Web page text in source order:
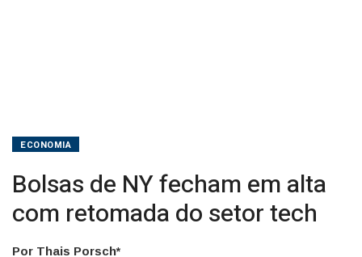
ECONOMIA
Bolsas de NY fecham em alta
com retomada do setor tech
Por Thais Porsch*